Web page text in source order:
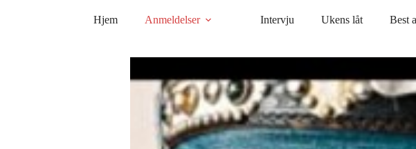
Hjem Anmeldelser Intervju Ukens låt Best